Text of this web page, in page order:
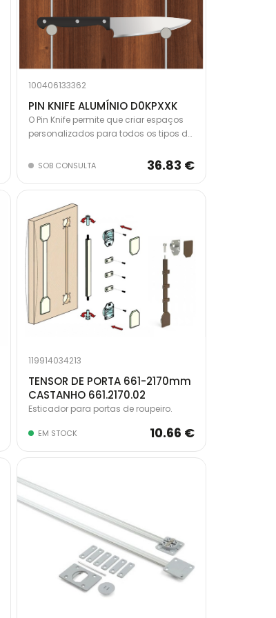
100406133362
PIN KNIFE ALUMÍNIO D0KPXXK
O Pin Knife permite que criar espaços
personalizados para todos os tipos de
uma maior estabilidade dos
SOB CONSULTA 36.83 €
119914034213
TENSOR DE PORTA 661-2170mm
CASTANHO 661.2170.02
Esticador para portas de roupeiro.
EM STOCK 10.66 €